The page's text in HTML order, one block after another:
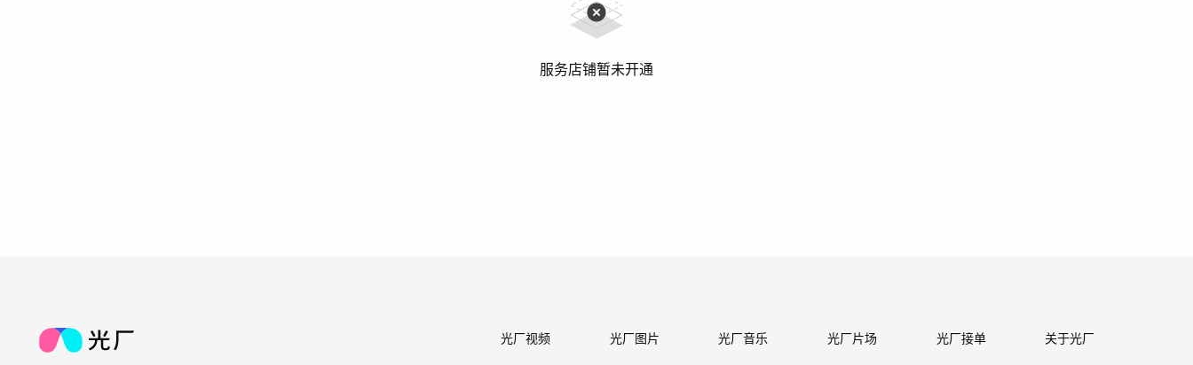
服务店铺暂未开通
光厂视频 光厂图片 光厂音乐 光厂片场 光厂接单 关于光厂